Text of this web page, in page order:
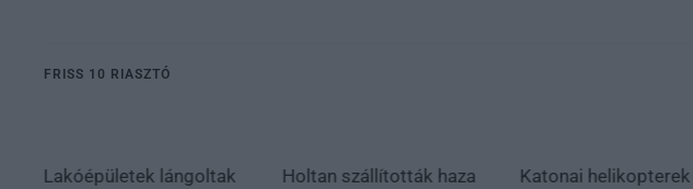
FRISS 10 RIASZTÓ
Lakóépületek lángoltak
Holtan szállították haza
Katonai helikopterek